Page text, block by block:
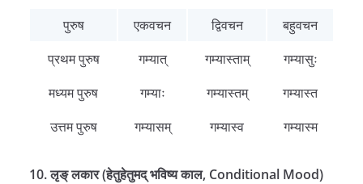
पुरुष
एकवचन द्विवचन
बहुवचन
प्रथम पुरुष
गम्यात् गम्यास्ताम्
गम्यासुः
मध्यम पुरुष
गम्याः गम्यास्तम्
गम्यास्त
उत्तम पुरुष
गम्यासम् गम्यास्व गम्यास्म
10. लृङ् लकार (हेतुहेतुमद् भविष्य काल, Conditional Mood)